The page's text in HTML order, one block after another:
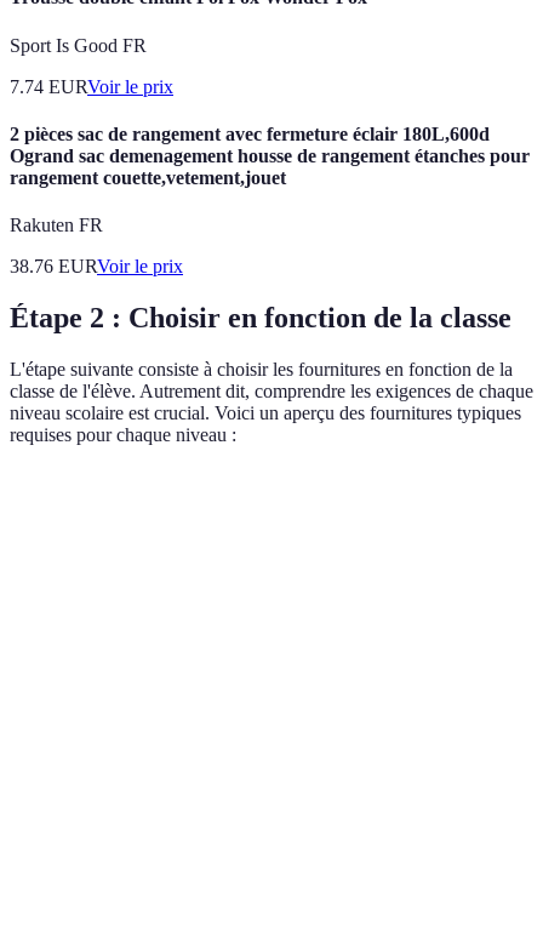
Sport Is Good FR
7.74 EURVoir le prix
2 pièces sac de rangement avec fermeture éclair 180L,600d
Ogrand sac demenagement housse de rangement étanches pour
rangement couette,vetement,jouet
Rakuten FR
38.76 EURVoir le prix
Étape 2 : Choisir en fonction de la classe
L'étape suivante consiste à choisir les fournitures en fonction de la
classe de l'élève. Autrement dit, comprendre les exigences de chaque
niveau scolaire est crucial. Voici un aperçu des fournitures typiques
requises pour chaque niveau :